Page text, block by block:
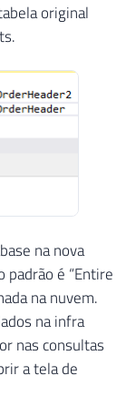
original
na nova
padrão é “Entire
na nuvem.
na infra
nas consultas
a tela de